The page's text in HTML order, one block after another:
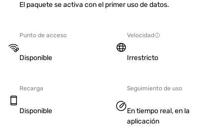
El paquete se activa con el primer uso de datos.
Punto de acceso
Disponible
Velocidad
Irrestricto
Recarga
Disponible
Seguimiento de uso
En tiempo real, en la
aplicación